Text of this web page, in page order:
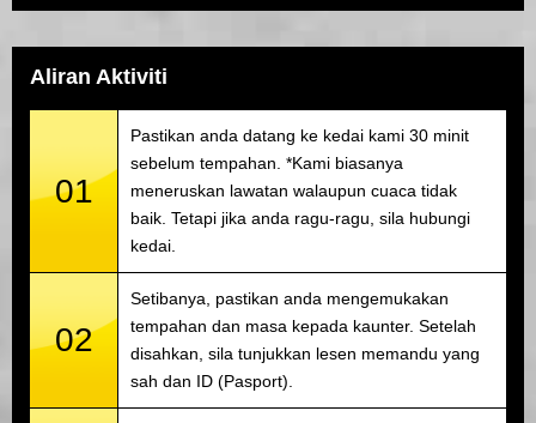
Aliran Aktiviti
01
Pastikan anda datang ke kedai kami 30 minit
sebelum tempahan. *Kami biasanya
meneruskan lawatan walaupun cuaca tidak
baik. Tetapi jika anda ragu-ragu, sila hubungi
kedai.
02
Setibanya, pastikan anda mengemukakan
tempahan dan masa kepada kaunter. Setelah
disahkan, sila tunjukkan lesen memandu yang
sah dan ID (Pasport).